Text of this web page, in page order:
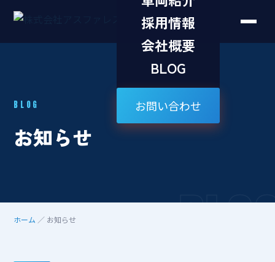
採用情報
会社概要
BLOG
お問い合わせ
BLOG
お知らせ
ホーム ／ お知らせ